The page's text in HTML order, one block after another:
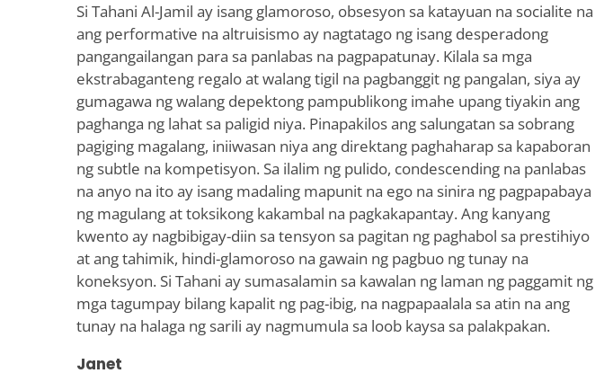
Si Tahani Al-Jamil ay isang glamoroso, obsesyon sa katayuan na socialite na
ang performative na altruisismo ay nagtatago ng isang desperadong
pangangailangan para sa panlabas na pagpapatunay. Kilala sa mga
ekstrabaganteng regalo at walang tigil na pagbanggit ng pangalan, siya ay
gumagawa ng walang depektong pampublikong imahe upang tiyakin ang
paghanga ng lahat sa paligid niya. Pinapakilos ang salungatan sa sobrang
pagiging magalang, iniiwasan niya ang direktang paghaharap sa kapaboran
ng subtle na kompetisyon. Sa ilalim ng pulido, condescending na panlabas
na anyo na ito ay isang madaling mapunit na ego na sinira ng pagpapabaya
ng magulang at toksikong kakambal na pagkakapantay. Ang kanyang
kwento ay nagbibigay-diin sa tensyon sa pagitan ng paghabol sa prestihiyo
at ang tahimik, hindi-glamoroso na gawain ng pagbuo ng tunay na
koneksyon. Si Tahani ay sumasalamin sa kawalan ng laman ng paggamit ng
mga tagumpay bilang kapalit ng pag-ibig, na nagpapaalala sa atin na ang
tunay na halaga ng sarili ay nagmumula sa loob kaysa sa palakpakan.
Janet